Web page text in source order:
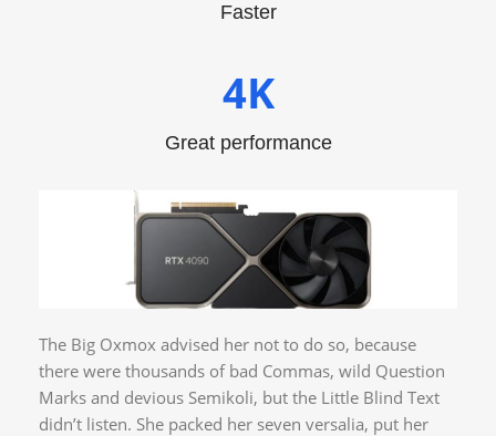
Faster
4K
Great performance
The Big Oxmox advised her not to do so, because
there were thousands of bad Commas, wild Question
Marks and devious Semikoli, but the Little Blind Text
didn’t listen. She packed her seven versalia, put her